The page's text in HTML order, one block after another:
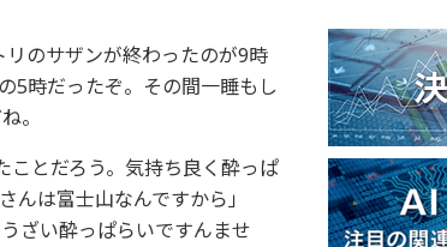
のサザンが終わったのが9時
5時だったぞ。その間一睡もし
。
とだろう。気持ち良く酔っぱ
んは富士山なんですから」
ざい酔っぱらいですんませ